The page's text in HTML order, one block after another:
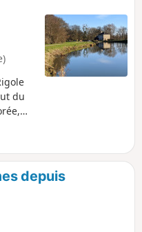
du
voies
de
depuis